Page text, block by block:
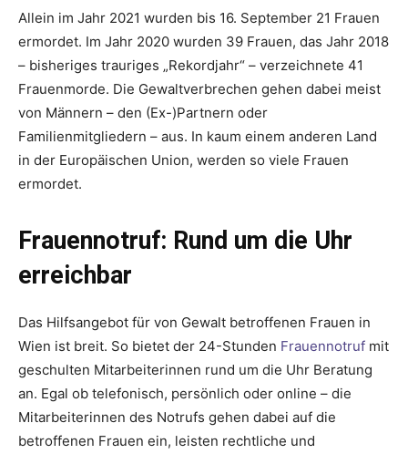
Allein im Jahr 2021 wurden bis 16. September 21 Frauen
ermordet. Im Jahr 2020 wurden 39 Frauen, das Jahr 2018
– bisheriges trauriges „Rekordjahr“ – verzeichnete 41
Frauenmorde. Die Gewaltverbrechen gehen dabei meist
von Männern – den (Ex-)Partnern oder
Familienmitgliedern – aus. In kaum einem anderen Land
in der Europäischen Union, werden so viele Frauen
ermordet.
Frauennotruf: Rund um die Uhr
erreichbar
Das Hilfsangebot für von Gewalt betroffenen Frauen in
Wien ist breit. So bietet der 24-Stunden Frauennotruf mit
geschulten Mitarbeiterinnen rund um die Uhr Beratung
an. Egal ob telefonisch, persönlich oder online – die
Mitarbeiterinnen des Notrufs gehen dabei auf die
betroffenen Frauen ein, leisten rechtliche und